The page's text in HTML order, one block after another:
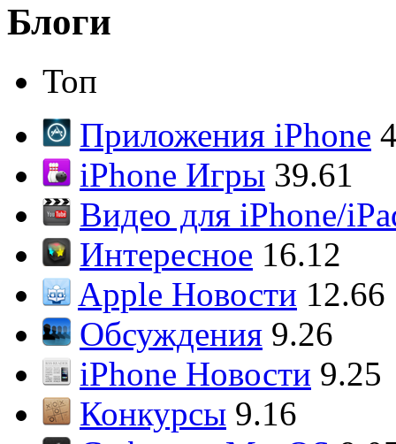
Блоги
Топ
Приложения iPhone
iPhone Игры 39.61
Видео для iPhone/
Интересное 16.12
Apple Новости 12.66
Обсуждения 9.26
iPhone Новости 9.25
Конкурсы 9.16